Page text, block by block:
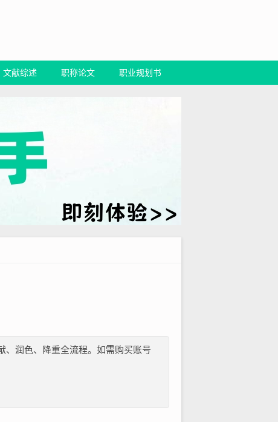
文献综述 职称论文 职业规划书
润色、降重全流程。如需购买账号